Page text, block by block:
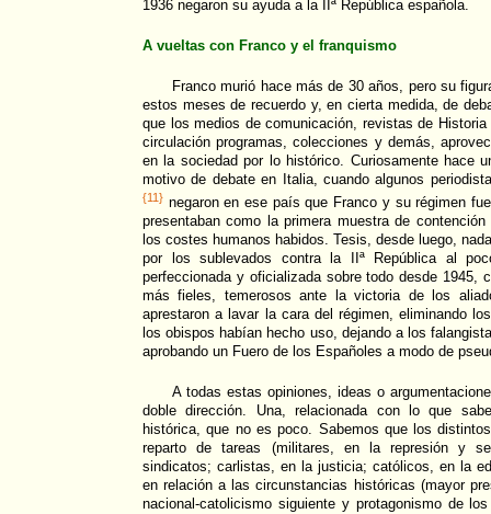
1936 negaron su ayuda a la IIª República española.
A vueltas con Franco y el franquismo
Franco murió hace más de 30 años, pero su
estos meses de recuerdo y, en cierta medida, de
que los medios de comunicación, revistas de
circulación programas, colecciones y demás,
en la sociedad por lo histórico. Curiosamente hace
motivo de debate en Italia, cuando algunos
{11} negaron en ese país que Franco y su régimen
presentaban como la primera muestra de
los costes humanos habidos. Tesis, desde luego,
por los sublevados contra la IIª República al
perfeccionada y oficializada sobre todo desde 1945,
más fieles, temerosos ante la victoria de los
aprestaron a lavar la cara del régimen, eliminando
los obispos habían hecho uso, dejando a los
aprobando un Fuero de los Españoles a modo de
A todas estas opiniones, ideas o
doble dirección. Una, relacionada con lo que
histórica, que no es poco. Sabemos que los
reparto de tareas (militares, en la represión y
sindicatos; carlistas, en la justicia; católicos, en la
en relación a las circunstancias históricas (mayor
nacional-catolicismo siguiente y protagonismo de